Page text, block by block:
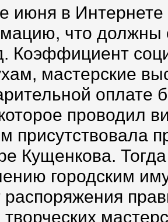
июня в
что должны
Коэффициент
мастерские
оплате
проводил
присутствовала
Кущенкова.
городским
распоряжения